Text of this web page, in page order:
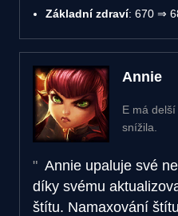
Základní zdraví: 670 ⇒
Annie
E má
snížila.
Annie upaluje své
díky svému
štítu. Namaxování